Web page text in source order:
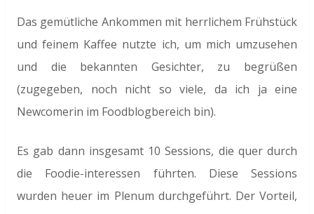
Das gemütliche Ankommen mit herrlichem Frühstück
und feinem Kaffee nutzte ich, um mich umzusehen
und die bekannten Gesichter, zu begrüßen
(zugegeben, noch nicht so viele, da ich ja eine
Newcomerin im Foodblogbereich bin).
Es gab dann insgesamt 10 Sessions, die quer durch
die Foodie-interessen führten. Diese Sessions
wurden heuer im Plenum durchgeführt. Der Vorteil,